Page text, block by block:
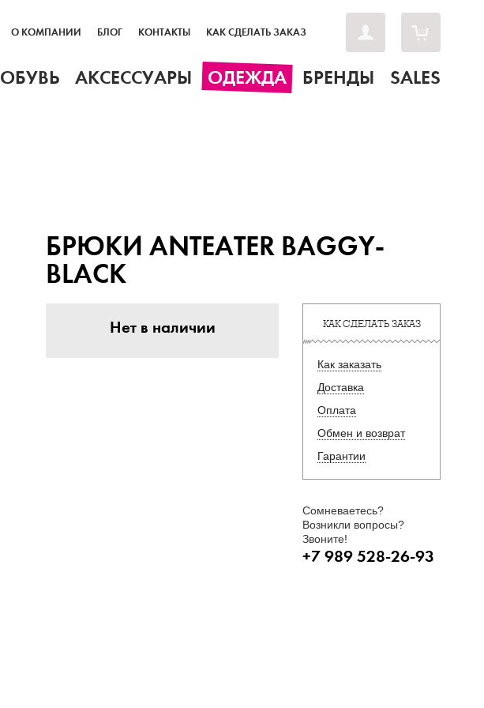
О КОМПАНИИ БЛОГ КОНТАКТЫ КАК СДЕЛАТЬ ЗАКАЗ
ОБУВЬ АКСЕССУАРЫ ОДЕЖДА БРЕНДЫ SALES
БРЮКИ ANTEATER BAGGY-
BLACK
Нет в наличии КАК СДЕЛАТЬ ЗАКАЗ
Как заказать
Доставка
Оплата
Обмен и возврат
Гарантии
Сомневаетесь?
Возникли вопросы?
Звоните!
+7 989 528-26-93